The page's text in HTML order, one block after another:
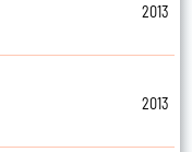
2013
2013